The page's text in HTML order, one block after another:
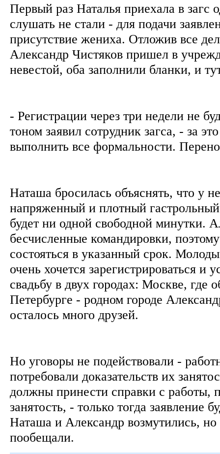
Первый раз Наталья приехала в загс
слушать не стали - для подачи
присутствие жениха. Отложив все
Александр Чистяков пришел в
невестой, оба заполнили бланки, и
- Регистрации через три недели не
тоном заявил сотрудник загса, - за
выполнить все формальности.
Наташа бросилась объяснять, что у
напряженный и плотный
будет ни одной свободной минутки.
бесчисленные командировки,
состояться в указанный срок.
очень хочется зарегистрироваться и
свадьбу в двух городах: Москве, где
Петербурге - родном городе
осталось много друзей.
Но уговоры не подействовали -
потребовали доказательств их
должны принести справки с работы,
занятость, - только тогда заявление
Наташа и Александр возмутились,
пообещали.